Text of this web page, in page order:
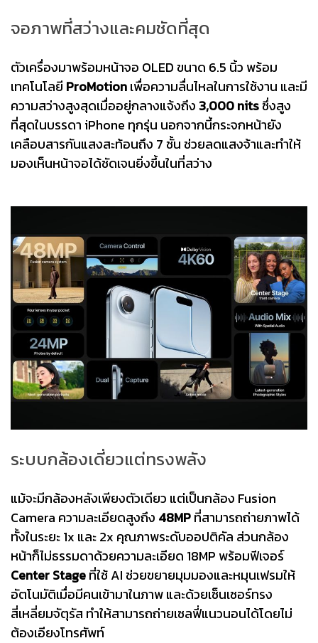
จอภาพที่สว่างและคมชัดที่สุด
ตัวเครื่องมาพร้อมหน้าจอ OLED ขนาด 6.5 นิ้ว พร้อม
เทคโนโลยี ProMotionเพื่อความลื่นไหลในการใช้งาน และมี
ความสว่างสูงสุดเมื่ออยู่กลางแจ้งถึง 3,000 nitsซึ่งสูง
ที่สุดในบรรดา iPhone ทุกรุ่น นอกจากนี้กระจกหน้ายัง
เคลือบสารกันแสงสะท้อนถึง 7 ชั้น ช่วยลดแสงจ้าและทำให้
มองเห็นหน้าจอได้ชัดเจนยิ่งขึ้นในที่สว่าง
ระบบกล้องเดี่ยวแต่ทรงพลัง
แม้จะมีกล้องหลังเพียงตัวเดียว แต่เป็นกล้อง Fusion
Camera ความละเอียดสูงถึง 48MPที่สามารถถ่ายภาพได้
ทั้งในระยะ 1x และ 2x คุณภาพระดับออปติคัล ส่วนกล้อง
หน้าก็ไม่ธรรมดาด้วยความละเอียด 18MP พร้อมฟีเจอร์
Center Stageที่ใช้ AI ช่วยขยายมุมมองและหมุนเฟรมให้
อัตโนมัติเมื่อมีคนเข้ามาในภาพ และด้วยเซ็นเซอร์ทรง
สี่เหลี่ยมจัตุรัส ทำให้สามารถถ่ายเซลฟี่แนวนอนได้โดยไม่
ต้องเอียงโทรศัพท์